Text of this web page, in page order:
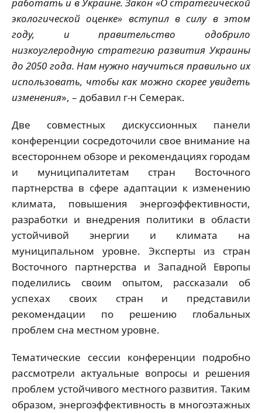
работать и в Украине. Закон «О стратегической
экологической оценке» вступил в силу в этом
году, и правительство одобрило
низкоуглеродную стратегию развития Украины
до 2050 года. Нам нужно научиться правильно их
использовать, чтобы как можно скорее увидеть
изменения», – добавил г-н Семерак.
Две совместных дискуссионных панели
конференции сосредоточили свое внимание на
всестороннем обзоре и рекомендациях городам
и муниципалитетам стран Восточного
партнерства в сфере адаптации к изменению
климата, повышения энергоэффективности,
разработки и внедрения политики в области
устойчивой энергии и климата на
муниципальном уровне. Эксперты из стран
Восточного партнерства и Западной Европы
поделились своим опытом, рассказали об
успехах своих стран и представили
рекомендации по решению глобальных
проблем сна местном уровне.
Тематические сессии конференции подробно
рассмотрели актуальные вопросы и решения
проблем устойчивого местного развития. Таким
образом, энергоэффективность в многоэтажных